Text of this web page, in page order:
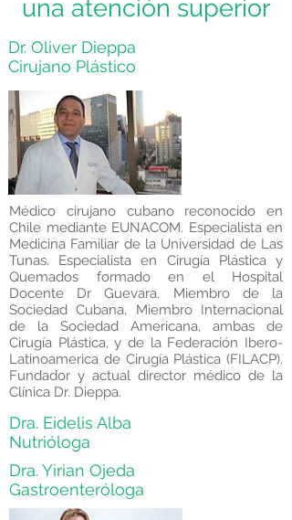
una atención superior
Dr. Oliver Dieppa
Cirujano Plástico
Médico cirujano cubano reconocido en
Chile mediante EUNACOM. Especialista en
Medicina Familiar de la Universidad de Las
Tunas. Especialista en Cirugía Plástica y
Quemados formado en el Hospital
Docente Dr Guevara. Miembro de la
Sociedad Cubana, Miembro Internacional
de la Sociedad Americana, ambas de
Cirugía Plástica, y de la Federación Ibero-
Latinoamerica de Cirugía Plástica (FILACP).
Fundador y actual director médico de la
Clínica Dr. Dieppa.
Dra. Eidelis Alba
Nutrióloga
Dra. Yirian Ojeda
Gastroenteróloga